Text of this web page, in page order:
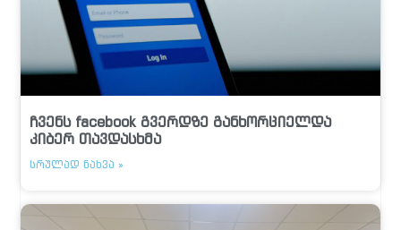
ჩვენს facebook გვერდზე განხორციელდა
კიბერ თავდასხმა
ᲡᲠᲣᲚᲐᲓ ᲜᲐᲮᲕᲐ »